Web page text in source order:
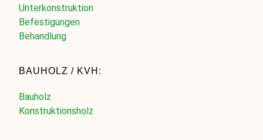
Unterkonstruktion
Befestigungen
Behandlung
BAUHOLZ / KVH:
Bauholz
Konstruktionsholz